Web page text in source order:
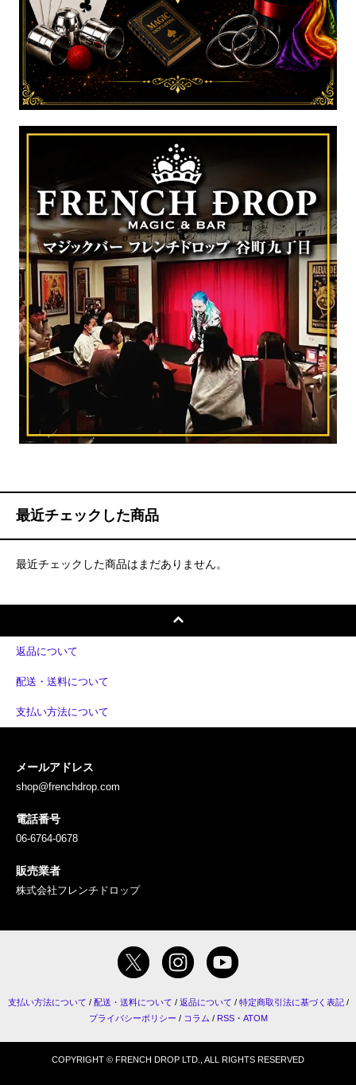
最近チェックした商品
最近チェックした商品はまだありません。
返品について
配送・送料について
支払い方法について
メールアドレス
shop@frenchdrop.com
電話番号
06-6764-0678
販売業者
株式会社フレンチドロップ
支払い方法について / 配送・送料について / 返品について / 特定商取引法に基づく表記/
プライバシーポリシー / コラム / RSS・ ATOM
COPYRIGHT © FRENCH DROP LTD., ALL RIGHTS RESERVED